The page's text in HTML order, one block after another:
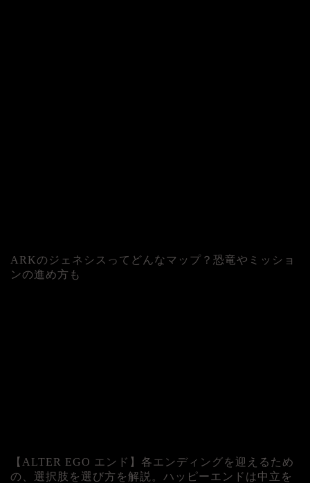
ARKのジェネシスってどんなマップ？恐竜やミッショ
ンの進め方も
【ALTER EGO エンド】各エンディングを迎えるため
の、選択肢を選び方を解説。ハッピーエンドは中立を